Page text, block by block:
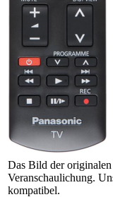
Das Bild der
Veranschaulichung.
kompatibel.